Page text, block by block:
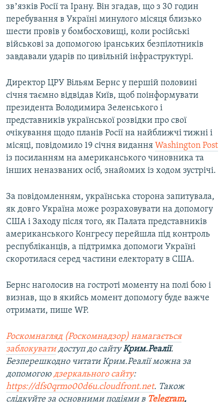
звʼязків Росії та Ірану. Він згадав, що з 30 годин
перебування в Україні минулого місяця близько
шести провів у бомбосховищі, коли російські
військові за допомогою іранських безпілотників
завдавали ударів по цивільній інфраструктурі.
Директор ЦРУ Вільям Бернс у першій половині
січня таємно відвідав Київ, щоб поінформувати
президента Володимира Зеленського і
представників української розвідки про свої
очікування щодо планів Росії на найближчі тижні і
місяці, повідомило 19 січня видання Washington Post
із посиланням на американського чиновника та
інших неназваних осіб, знайомих із ходом зустрічі.
За повідомленням, українська сторона запитувала,
як довго Україна може розраховувати на допомогу
США і Заходу після того, як Палата представників
американського Конгресу перейшла під контроль
республіканців, а підтримка допомоги Україні
скоротилася серед частини електорату в США.
Бернс наголосив на гостроті моменту на полі бою і
визнав, що в якийсь момент допомогу буде важче
отримати, пише WP.
Роскомнагляд (Роскомнадзор) намагається
заблокуватидоступ до сайтуКрим.Реалії.
Безперешкодно читати Крим.Реалії можна за
допомогою дзеркального сайту:
https://dfs0qrmo00d6u.cloudfront.net. Також
слідкуйте за основними подіями в Telegram,